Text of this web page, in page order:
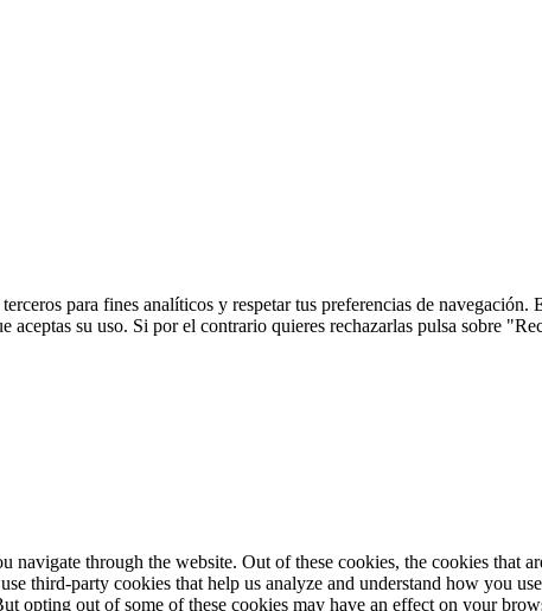
para fines analíticos y respetar tus preferencias de navegación.
su uso. Si por el contrario quieres rechazarlas pulsa sobre
through the website. Out of these cookies, the cookies that
third-party cookies that help us analyze and understand how you
opting out of some of these cookies may have an effect on your